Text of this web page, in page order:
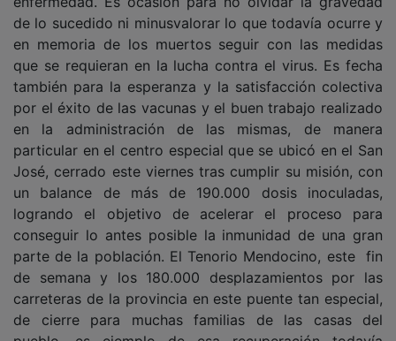
de lo sucedido ni minusvalorar lo que todavía ocurre y
en memoria de los muertos seguir con las medidas
que se requieran en la lucha contra el virus. Es fecha
también para la esperanza y la satisfacción colectiva
por el éxito de las vacunas y el buen trabajo realizado
en la administración de las mismas, de manera
particular en el centro especial que se ubicó en el San
José, cerrado este viernes tras cumplir su misión, con
un balance de más de 190.000 dosis inoculadas,
logrando el objetivo de acelerar el proceso para
conseguir lo antes posible la inmunidad de una gran
parte de la población. El Tenorio Mendocino, este fin
de semana y los 180.000 desplazamientos por las
carreteras de la provincia en este puente tan especial,
de cierre para muchas familias de las casas del
pueblo, es ejemplo de esa recuperación todavía